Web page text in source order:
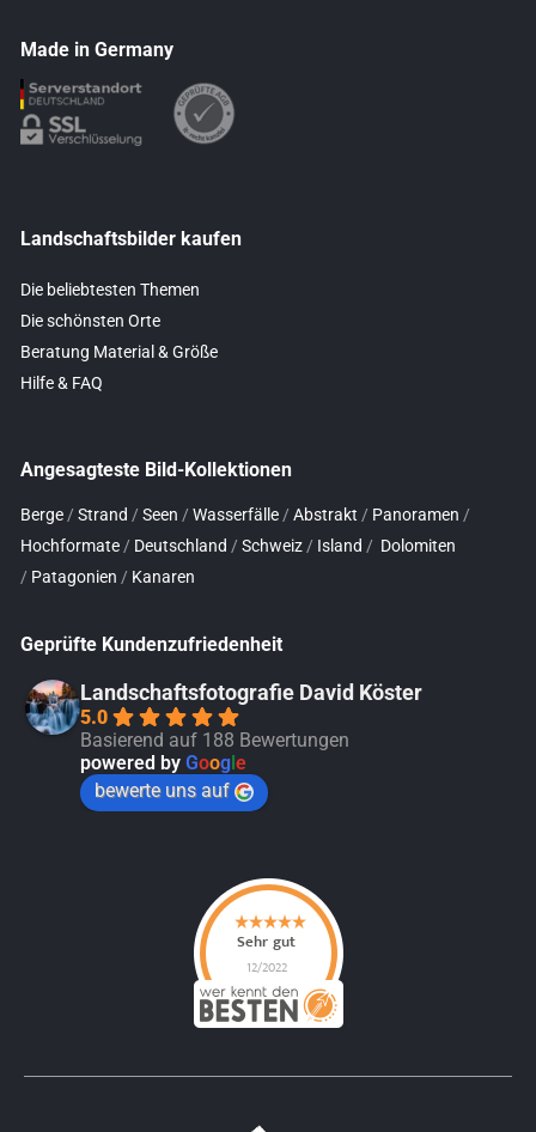
Made in Germany
Landschaftsbilder kaufen
Die beliebtesten Themen
Die schönsten Orte
Beratung Material & Größe
Hilfe & FAQ
Angesagteste Bild-Kollektionen
Berge/ Strand / Seen / Wasserfälle/ Abstrakt / Panoramen /
Hochformate/ Deutschland / Schweiz/ Island / Dolomiten
/ Patagonien / Kanaren
Geprüfte Kundenzufriedenheit
Landschaftsfotografie David Köster
5.0
Basierend auf 188 Bewertungen
powered by Goog e
bewerte uns auf